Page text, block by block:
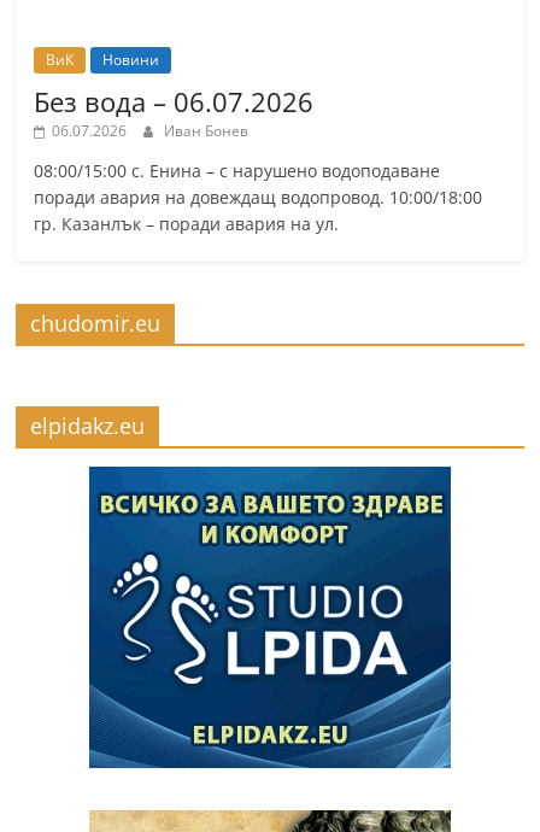
ВиК Новини
Без вода – 06.07.2026
06.07.2026 Иван Бонев
08:00/15:00 с. Енина – с нарушено водоподаване
поради авария на довеждащ водопровод. 10:00/18:00
гр. Казанлък – поради авария на ул.
chudomir.eu
elpidakz.eu